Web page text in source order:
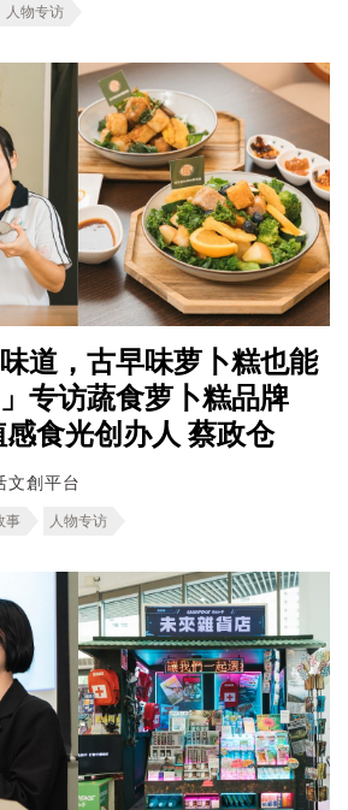
人物专访
味道，古早味萝卜糕也能
专访蔬食萝卜糕品牌
食光创办人 蔡政仓
文創平台
事 人物专访